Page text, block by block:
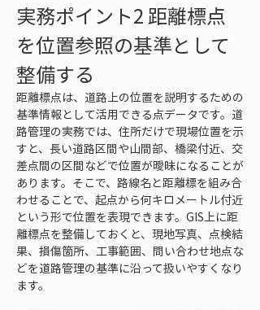
実務ポイント2 距離標点
を位置参照の基準として
整備する
距離標点は、道路上の位置を説明するための
基準情報として活用できる点データです。道
路管理の実務では、住所だけで現場位置を示
すと、長い道路区間や山間部、橋梁付近、交
差点間の区間などで位置が曖昧になることが
あります。そこで、路線名と距離標を組み合
わせることで、起点から何キロメートル付近
という形で位置を表現できます。GIS上に距
離標点を整備しておくと、現地写真、点検結
果、損傷箇所、工事範囲、問い合わせ地点な
どを道路管理の基準に沿って扱いやすくなり
ます。